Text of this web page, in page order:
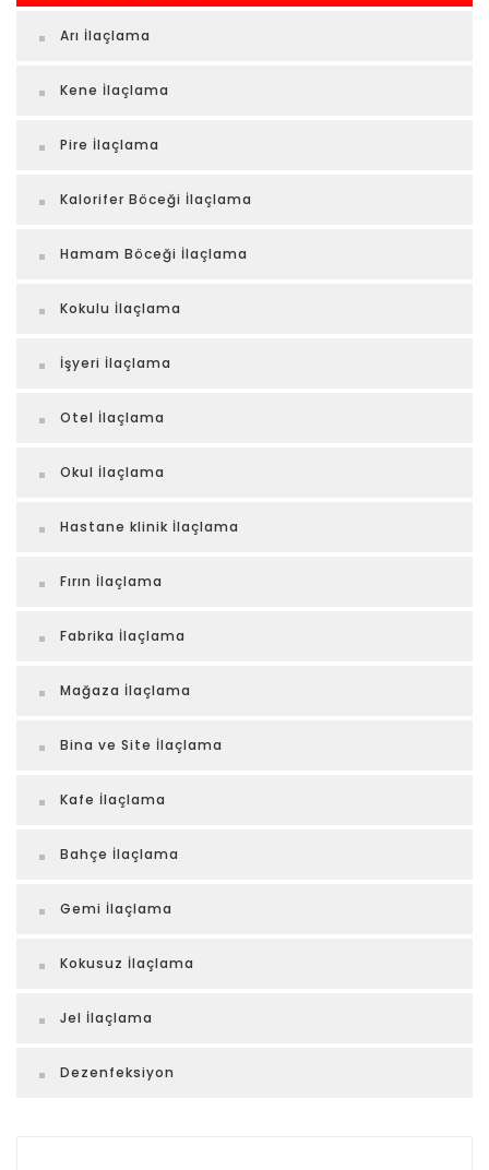
Arı İlaçlama
Kene İlaçlama
Pire İlaçlama
Kalorifer Böceği İlaçlama
Hamam Böceği İlaçlama
Kokulu İlaçlama
İşyeri İlaçlama
Otel İlaçlama
Okul İlaçlama
Hastane klinik İlaçlama
Fırın İlaçlama
Fabrika İlaçlama
Mağaza İlaçlama
Bina ve Site İlaçlama
Kafe İlaçlama
Bahçe İlaçlama
Gemi İlaçlama
Kokusuz İlaçlama
Jel İlaçlama
Dezenfeksiyon